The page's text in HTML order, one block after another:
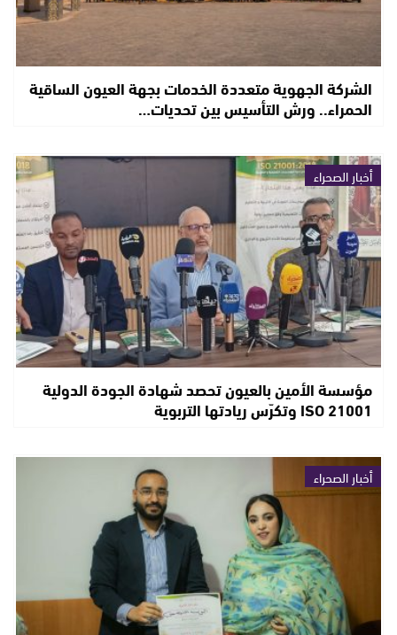
الشركة الجهوية متعددة الخدمات بجهة العيون الساقية
الحمراء.. ورش التأسيس بين تحديات…
أخبار الصحراء
مؤسسة الأمين بالعيون تحصد شهادة الجودة الدولية
ISO 21001 وتكرّس ريادتها التربوية
أخبار الصحراء